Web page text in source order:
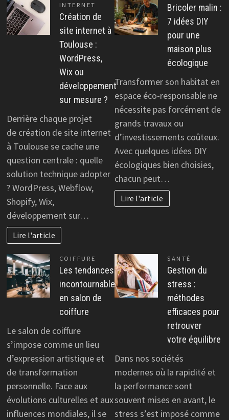
INTERNET
Création de
site internet à
Toulouse :
WordPress,
Wix ou
développement
sur mesure ?
Derrière chaque projet
de création de site internet
à Toulouse se cache une
question centrale : quelle
solution technique adopter
? WordPress, Webflow,
Shopify, Wix,
développement sur…
Lire l'article
Bricoler malin :
7 idées DIY
pour une
maison plus
écologique
Transformer son habitat en
espace éco-responsable ne
nécessite pas forcément de
grands travaux ou
d’investissements coûteux.
Avec quelques idées DIY
écologiques bien choisies,
chacun peut…
Lire l'article
COIFFURE
Les tendances
incontournables
en salon de
coiffure
Le salon de coiffure
s’impose comme un lieu
d’expression artistique et
de transformation
personnelle. Face aux
évolutions culturelles et aux
influences mondiales, il se
SANTÉ
Gestion du
stress :
méthodes
efficaces pour
retrouver
votre équilibre
Dans nos sociétés
modernes où la rapidité et
la performance sont
souvent mises en avant, le
stress s’est imposé comme